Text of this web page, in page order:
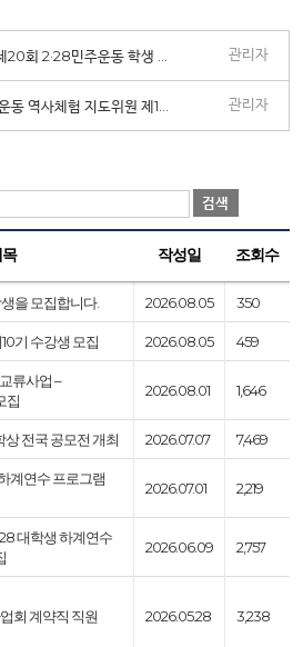
관리자
관리자
검색
작성일 조회수
을 모집합니다. 2026.08.05 350
기 수강생 모집 2026.08.05 459
류사업 –
집
2026.08.01 1,646
상 전국 공모전 개최 2026.07.07 7,469
계연수 프로그램
2026.07.01 2,219
대학생 하계연수
2026.06.09 2,757
회 계약직 직원
2026.05.28 3,238